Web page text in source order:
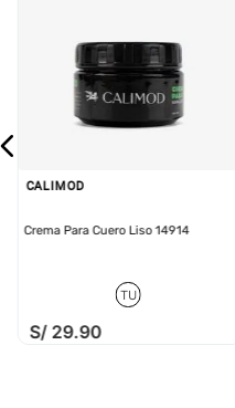
Este zapato de
elegancia de un
para la oficina o el fin de
Para un
crema
Lineas LEGRAND
CALIMOD
Crema Para Cuero Liso 14914
TU
S/ 29.90